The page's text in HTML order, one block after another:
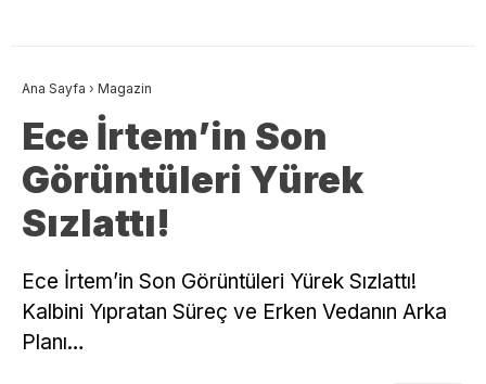
Ana Sayfa › Magazin
Ece İrtem’in Son
Görüntüleri Yürek
Sızlattı!
Ece İrtem’in Son Görüntüleri Yürek Sızlattı!
Kalbini Yıpratan Süreç ve Erken Vedanın Arka
Planı…